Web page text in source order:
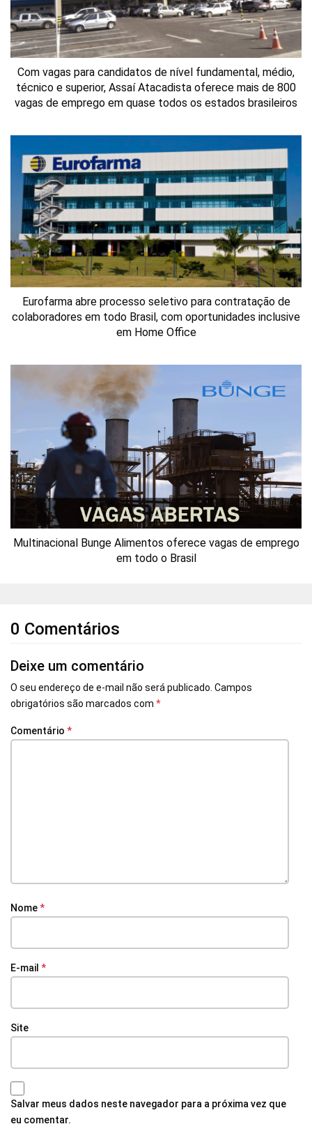
Com vagas para candidatos de nível fundamental, médio,
técnico e superior, Assaí Atacadista oferece mais de 800
vagas de emprego em quase todos os estados brasileiros
Eurofarma abre processo seletivo para contratação de
colaboradores em todo Brasil, com oportunidades inclusive
em Home Office
Multinacional Bunge Alimentos oferece vagas de emprego
em todo o Brasil
0 Comentários
Deixe um comentário
O seu endereço de e-mail não será publicado. Campos
obrigatórios são marcados com *
Comentário *
Nome*
E-mail *
Site
Salvar meus dados neste navegador para a próxima vez que
eu comentar.